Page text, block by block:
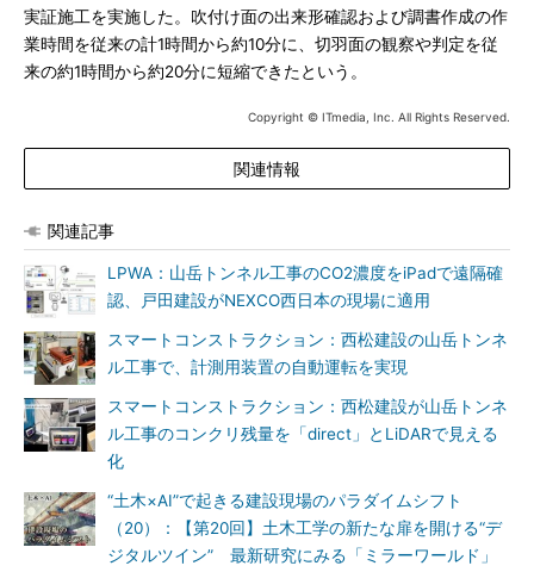
実証施工を実施した。吹付け面の出来形確認および調書作成の作
業時間を従来の計1時間から約10分に、切羽面の観察や判定を従
来の約1時間から約20分に短縮できたという。
Copyright © ITmedia, Inc. All Rights Reserved.
関連情報
関連記事
LPWA：山岳トンネル工事のCO2濃度をiPadで遠隔確
認、戸田建設がNEXCO西日本の現場に適用
スマートコンストラクション：西松建設の山岳トンネ
ル工事で、計測用装置の自動運転を実現
スマートコンストラクション：西松建設が山岳トンネ
ル工事のコンクリ残量を「direct」とLiDARで見える
化
“土木×AI”で起きる建設現場のパラダイムシフト
（20）：【第20回】土木工学の新たな扉を開ける“デ
ジタルツイン” 最新研究にみる「ミラーワールド」